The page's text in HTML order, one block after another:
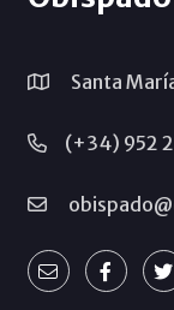
Santa
(+34) 952